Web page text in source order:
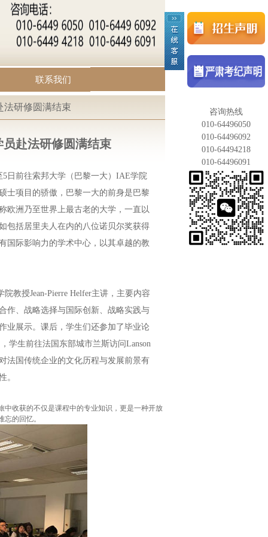
联系我们
法研修圆满结束
赴法研修圆满结束
5日前往索邦大学（巴黎一大）IAE学院
士项目 的骄傲，巴黎一大的前身是巴黎
欧洲乃至世界上最古老的大学，一直以
包括居里夫人在内的八位诺贝尔奖获得
国际影响力的学术中心，以其卓越的教
教授Jean-Pierre Helfer主讲，主要内容
作、战略选择与国际创新、战略实践与
业展示。课后，学生们还参加了毕业论
学生前往法国东部城市兰斯访问Lanson
法国传统企业的文化历程与发展前景有
。
收获的不仅是课程中的专业知识，更是一种开放
的回忆。
咨询热线
010-64496050
010-64496092
010-64494218
010-64496091